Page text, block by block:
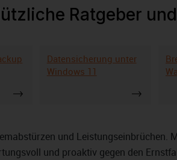
Ratgeber
Datensicherung unter
Windows 11
und Leistungseinbrüchen.
und proaktiv gegen den